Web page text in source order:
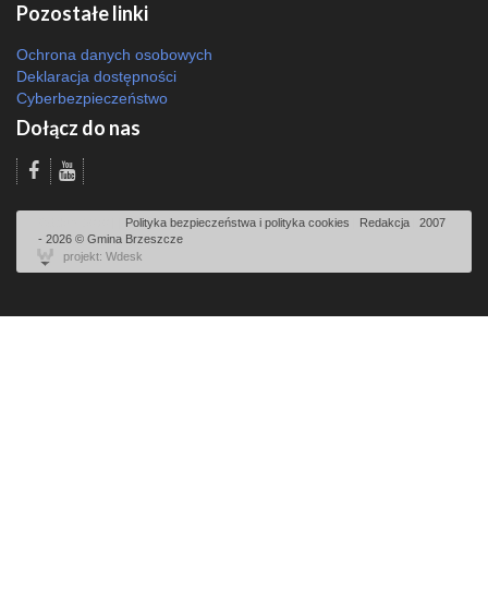
Pozostałe linki
Ochrona danych osobowych
Deklaracja dostępności
Cyberbezpieczeństwo
Dołącz do nas
Polityka bezpieczeństwa i polityka cookies Redakcja
2007
- 2026 © Gmina Brzeszcze
projekt: Wdesk